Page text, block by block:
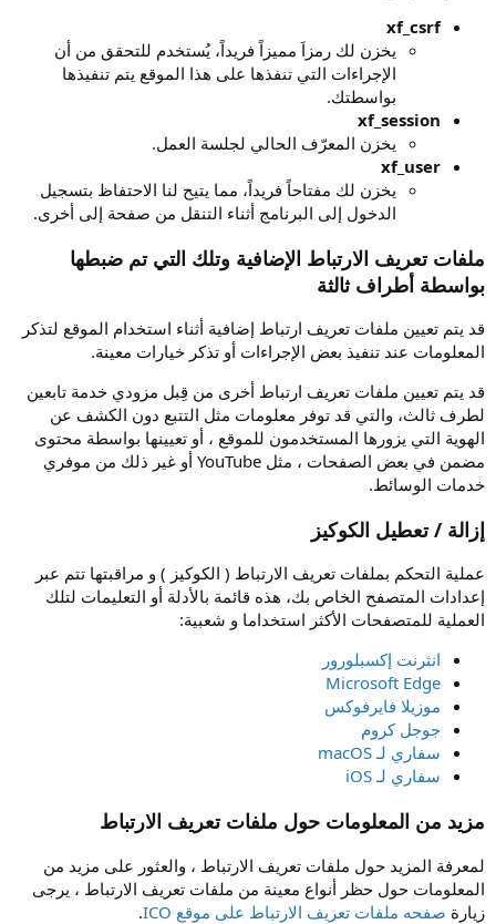
xf_csrf
يخزن لك رمزاَ مميزاً فريداً، يُستخدم للتحقق من أن
الإجراءات التي تنفذها على هذا الموقع يتم تنفيذها
بواسطتك.
xf_session
يخزن المعرّف الحالي لجلسة العمل.
xf_user
يخزن لك مفتاحاً فريداً، مما يتيح لنا الاحتفاظ بتسجيل
الدخول إلى البرنامج أثناء التنقل من صفحة إلى أخرى.
ملفات تعريف الارتباط الإضافية وتلك التي تم ضبطها
بواسطة أطراف ثالثة
قد يتم تعيين ملفات تعريف ارتباط إضافية أثناء استخدام الموقع لتذكر
المعلومات عند تنفيذ بعض الإجراءات أو تذكر خيارات معينة.
قد يتم تعيين ملفات تعريف ارتباط أخرى من قِبل مزودي خدمة تابعين
لطرف ثالث، والتي قد توفر معلومات مثل التتبع دون الكشف عن
الهوية التي يزورها المستخدمون للموقع ، أو تعيينها بواسطة محتوى
مضمن في بعض الصفحات ، مثل YouTube أو غير ذلك من موفري
خدمات الوسائط.
إزالة / تعطيل الكوكيز
عملية التحكم بملفات تعريف الارتباط ( الكوكيز ) و مراقبتها تتم عبر
إعدادات المتصفح الخاص بك، هذه قائمة بالأدلة أو التعليمات لتلك
العملية للمتصفحات الأكثر استخداما و شعبية:
انثرنت إكسبلورور
Microsoft Edge
موزيلا فايرفوكس
جوجل كروم
سفاري لـ macOS
سفاري لـ iOS
مزيد من المعلومات حول ملفات تعريف الارتباط
لمعرفة المزيد حول ملفات تعريف الارتباط ، والعثور على مزيد من
المعلومات حول حظر أنواع معينة من ملفات تعريف الارتباط ، يرجى
زيارة صفحه ملفات تعريف الارتباط على موقع ICO .